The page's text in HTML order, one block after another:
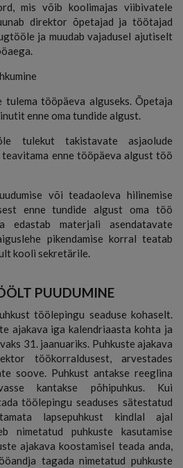
mis võib koolimajas viibivatele
direktor õpetajad ja töötajad
ja muudab vajadusel ajutiselt
tööpäeva alguseks. Õpetaja
enne oma tundide algust.
tulekut takistavate asjaolude
enne tööpäeva algust töö
või teadaoleva hilinemise
enne tundide algust oma töö
edastab materjali asendatavate
pikendamise korral teatab
kooli sekretärile.
PUUDUMINE
töölepingu seaduse kohaselt.
ajakava iga kalendriaasta kohta ja
31. jaanuariks. Puhkuste ajakava
töökorraldusest, arvestades
soove. Puhkust antakse reeglina
kantakse põhipuhkus. Kui
töölepingu seaduses sätestatud
lapsepuhkust kindlal ajal
nimetatud puhkuste kasutamise
ajakava koostamisel teada anda,
tagada nimetatud puhkuste